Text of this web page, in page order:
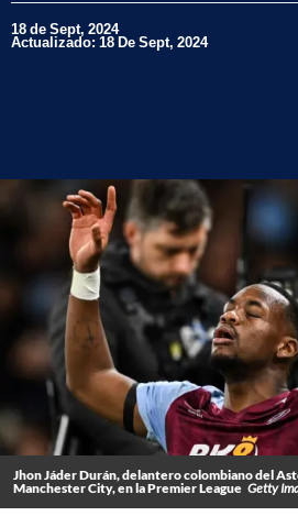
18 de Sept, 2024
Actualizado: 18 De Sept, 2024
Jhon Jáder Durán, delantero colombiano del
Manchester City, en la Premier League Getty